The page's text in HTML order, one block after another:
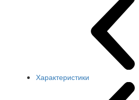
Характеристики